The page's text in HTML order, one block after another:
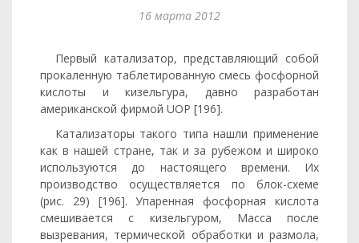
16 марта 2012
Первый катализатор, представляющий собой
прокаленную таблетированную смесь фосфорной
кислоты и кизельгура, давно раз­работан
американской фирмой UOP [196].
Катализаторы такого типа нашли применение
как в нашей стране, так и за рубежом и широко
используются до настоящего времени. Их
производство осуществляется по блок-схеме
(рис. 29) [196]. Упаренная фосфорная кислота
смешивается с кизельгуром, Масса после
вызревания, термической обработки и размола,